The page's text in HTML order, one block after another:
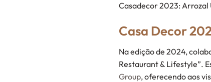
Casadecor 2023: Arrozal
Casa Decor
Na edição de 2024,
Restaurant & Lifestyle”.
Group, oferecendo aos